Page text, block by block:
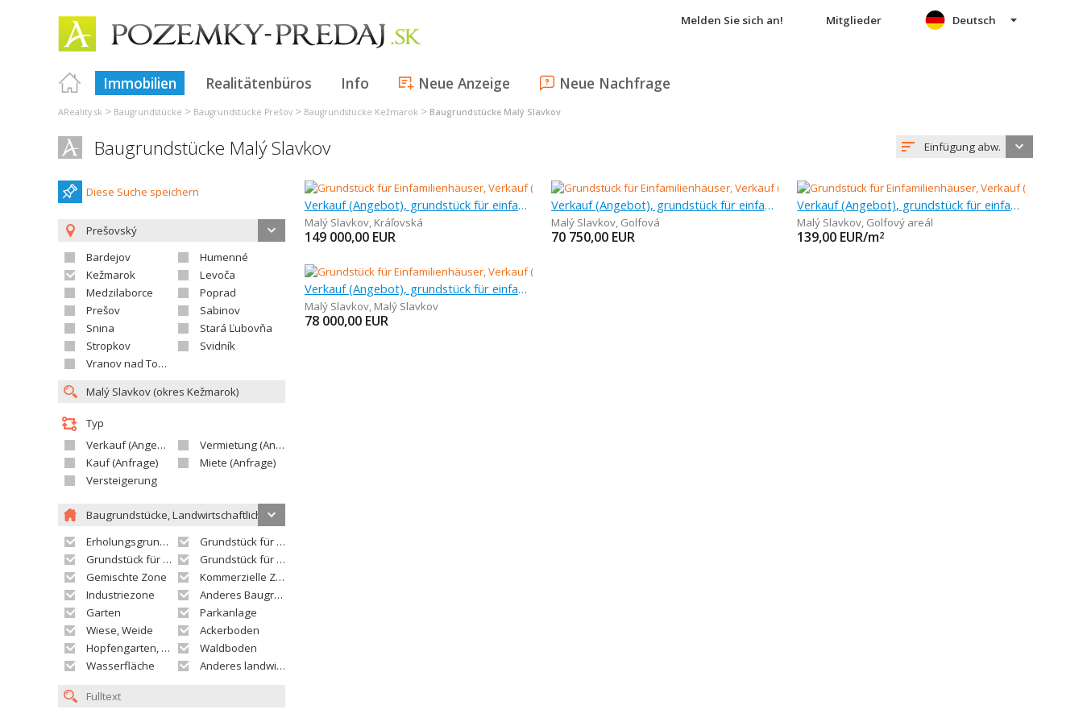
Melden Sie sich an! Mitglieder
Immobilien Realitätenbüros Info Neue Anzeige Neue Nachfrage
Deutsch
AReality.sk > Baugrundstücke > Baugrundstücke Prešov > Baugrundstücke Kežmarok > Baugrundstücke Malý Slavkov
Baugrundstücke Malý Slavkov Einfügung abw.
Diese Suche speichern
Prešovský
Bardejov
Humenné
Kežmarok
Levoča
Medzilaborce
Poprad
Prešov
Sabinov
Snina
Stará Ľubovňa
Stropkov
Svidník
Vranov nad Topľou
Typ
Verkauf (Angebot)
Vermietung (Angebot)
Kauf (Anfrage)
Miete (Anfrage)
Versteigerung
Baugrundstücke, Landwirtschaftliche grundstücke
Erholungsgrundstück
Grundstück für Einfamilienhäuser
Grundstück für Wohnhäuser
Grundstück für Versorgungseinrichtungen
Gemischte Zone
Kommerzielle Zone
Industriezone
Anderes Baugrundstück
Garten
Parkanlage
Wiese, Weide
Ackerboden
Hopfengarten, Weingarten
Waldboden
Wasserfläche
Anderes landwirtschaftliches Grundstück
Verkauf (Angebot), grundstück für einfamilienhäuser, 652 m
Malý Slavkov, Kráľovská
149 000,00 EUR
Verkauf (Angebot), grundstück für einfamilienhäuser, 531 m
Malý Slavkov, Golfová
70 750,00 EUR
Verkauf (Angebot), grundstück für einfamilienhäuser, 1 010 m
Malý Slavkov, Golfový areál
139,00 EUR/m2
Verkauf (Angebot), grundstück für einfamilienhäuser, 609 m
Malý Slavkov, Malý Slavkov
78 000,00 EUR